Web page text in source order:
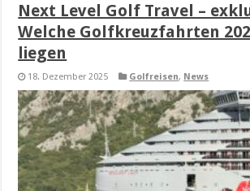
Next Level Golf Travel –
Welche Golfkreuzfahrten
liegen
18. Dezember 2025 Golfreisen, News